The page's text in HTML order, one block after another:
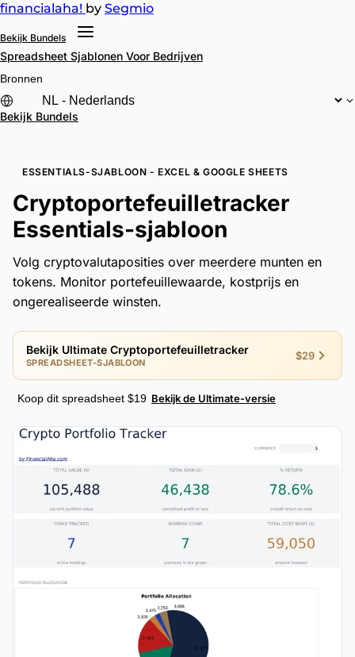
financialaha! by Segmio
Bekijk Bundels
Spreadsheet Sjablonen Voor Bedrijven
Bronnen
Bekijk Bundels
ESSENTIALS-SJABLOON - EXCEL & GOOGLE SHEETS
Cryptoportefeuilletracker
Essentials-sjabloon
Volg cryptovalutaposities over meerdere munten en
tokens. Monitor portefeuillewaarde, kostprijs en
ongerealiseerde winsten.
Bekijk Ultimate Cryptoportefeuilletracker
SPREADSHEET-SJABLOON
$29
Koop dit spreadsheet $19 Bekijk de Ultimate-versie